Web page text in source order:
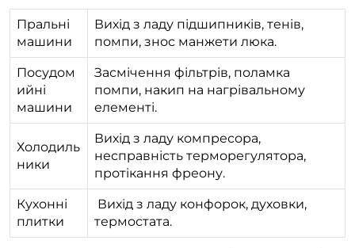
Пральні
машини
Вихід з ладу підшипників, тенів,
помпи, знос манжети люка.
Посудом
ийні
машини
Засмічення фільтрів, поламка
помпи, накип на нагрівальному
елементі.
Холодиль
ники
Вихід з ладу компресора,
несправність терморегулятора,
протікання фреону.
Кухонні
плитки
Вихід з ладу конфорок, духовки,
термостата.